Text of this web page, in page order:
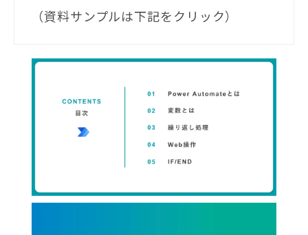
（資料サンプルは下記をクリック）